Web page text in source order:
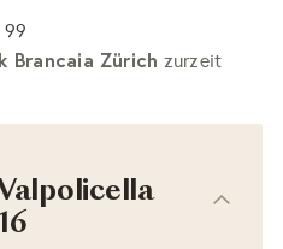
99
Brancaia Zürich zurzeit